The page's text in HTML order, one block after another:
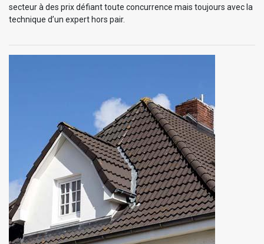
secteur à des prix défiant toute concurrence mais toujours avec la
technique d’un expert hors pair.